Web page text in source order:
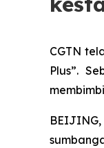
CGTN
Plus”.